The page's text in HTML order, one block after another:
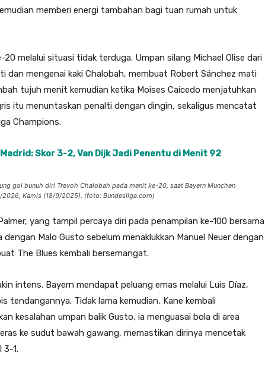
memberi energi tambahan bagi tuan rumah untuk
melalui situasi tidak terduga. Umpan silang Michael Olise dari
dan mengenai kaki Chalobah, membuat Robert Sánchez mati
tujuh menit kemudian ketika Moises Caicedo menjatuhkan
itu menuntaskan penalti dengan dingin, sekaligus mencatat
Champions.
Skor 3-2, Van Dijk Jadi Penentu di Menit 92
gol bunuh diri Trevoh Chalobah pada menit ke-20, saat Bayern Munchen
Kamis (18/9/2025). (foto: Bundesliga.com)
yang tampil percaya diri pada penampilan ke-100 bersama
Malo Gusto sebelum menaklukkan Manuel Neuer dengan
The Blues kembali bersemangat.
intens. Bayern mendapat peluang emas melalui Luis Díaz,
tendangannya. Tidak lama kemudian, Kane kembali
kesalahan umpan balik Gusto, ia menguasai bola di area
ke sudut bawah gawang, memastikan dirinya mencetak
3-1.